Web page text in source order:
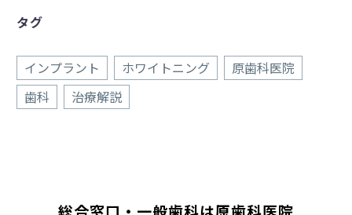
タグ
インプラント ホワイトニング
原歯科医院
歯科
治療解説